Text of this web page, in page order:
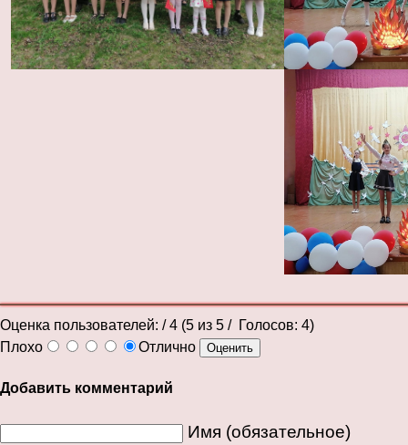
Оценка пользователей: / 4 (5 из 5 / Голосов: 4)
Плохо
Отлично
Добавить комментарий
Имя (обязательное)